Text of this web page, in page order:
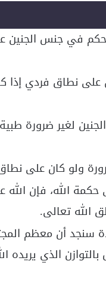
في جنس
على نطاق فردي إذا
لغير ضرورة
ولو كان على
الله، فإن الله
الله تعالى.
سنجد أن معظم
الذي يريده